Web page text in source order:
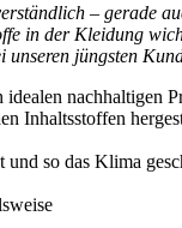
– gerade
in der Kleidung
jüngsten
Inhaltsstoffen
und so das Klima